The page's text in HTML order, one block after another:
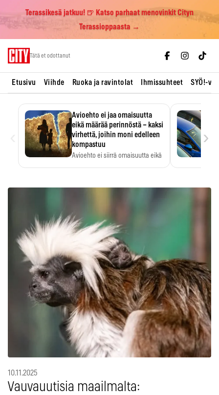
Terassikesä jatkuu! 🍺 Katso parhaat menovinkit Cityn
Terassioppaasta →
Tätä et odottanut
Etusivu Viihde Ruoka ja ravintolat Ihmissuhteet SYÖ!-
Avioehto ei jaa omaisuutta
eikä määrää perinnöstä – kaksi
virhettä, joihin moni edelleen
kompastuu
Avioehto ei siirrä omaisuutta eikä
›
10.11.2025
Vauvauutisia maailmalta: